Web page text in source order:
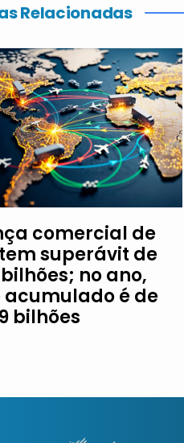
Relacionadas
comercial de
superávit de
bilhões; no ano,
acumulado é de
bilhões